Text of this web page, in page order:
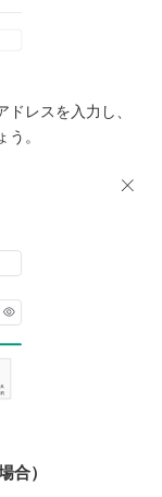
レスを入力し、
。
合）